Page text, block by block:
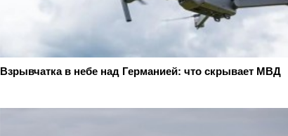
Взрывчатка в небе над Германией: что скрывает МВД